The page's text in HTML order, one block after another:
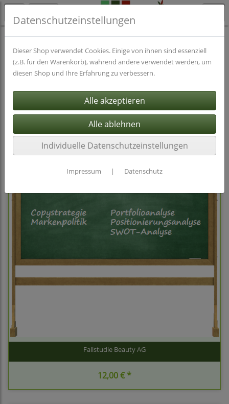
Fallstudien Marketing Pflegen
Sortierung wählen
Filter
Fallstudie Beauty AG
12,00 € *
Datenschutzeinstellungen
Dieser Shop verwendet Cookies. Einige von ihnen sind essenziell
(z.B. für den Warenkorb), während andere verwendet werden, um
diesen Shop und Ihre Erfahrung zu verbessern.
Individuelle Datenschutzeinstellungen
Impressum | Datenschutz